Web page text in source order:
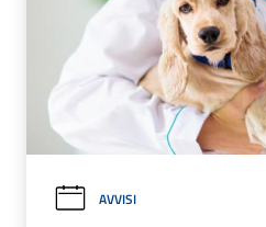
AVVISI